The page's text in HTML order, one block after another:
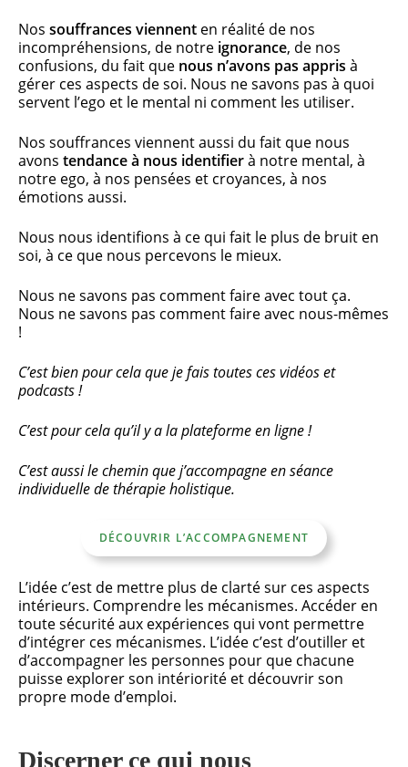
Nos souffrances viennent en réalité de nos
incompréhensions, de notre ignorance, de nos
confusions, du fait que nous n’avons pas appris à
gérer ces aspects de soi. Nous ne savons pas à quoi
servent l’ego et le mental ni comment les utiliser.
Nos souffrances viennent aussi du fait que nous
avons tendance à nous identifierà notre mental, à
notre ego, à nos pensées et croyances, à nos
émotions aussi.
Nous nous identifions à ce qui fait le plus de bruit en
soi, à ce que nous percevons le mieux.
Nous ne savons pas comment faire avec tout ça.
Nous ne savons pas comment faire avec nous-mêmes
!
C’est bien pour cela que je fais toutes ces vidéos et
podcasts !
C’est pour cela qu’il y a la plateforme en ligne !
C’est aussi le chemin que j’accompagne en séance
individuelle de thérapie holistique.
DÉCOUVRIR L’ACCOMPAGNEMENT
L’idée c’est de mettre plus de clarté sur ces aspects
intérieurs. Comprendre les mécanismes. Accéder en
toute sécurité aux expériences qui vont permettre
d’intégrer ces mécanismes. L’idée c’est d’outiller et
d’accompagner les personnes pour que chacune
puisse explorer son intériorité et découvrir son
propre mode d’emploi.
Discerner ce qui nous